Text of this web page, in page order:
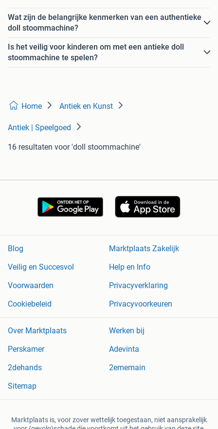
Wat zijn de belangrijke kenmerken van een authentieke
doll stoommachine?
Is het veilig voor kinderen om met een antieke doll
stoommachine te spelen?
Home Antiek en Kunst
Antiek | Speelgoed
16 resultaten voor 'doll stoommachine'
Blog
Marktplaats Zakelijk
Veilig en Succesvol
Help en Info
Voorwaarden
Privacyverklaring
Cookiebeleid
Privacyvoorkeuren
Over Marktplaats
Werken bij
Perskamer
Adevinta
2dehands
2ememain
Sitemap
Marktplaats is, voor zover wettelijk toegestaan, niet aansprakelijk